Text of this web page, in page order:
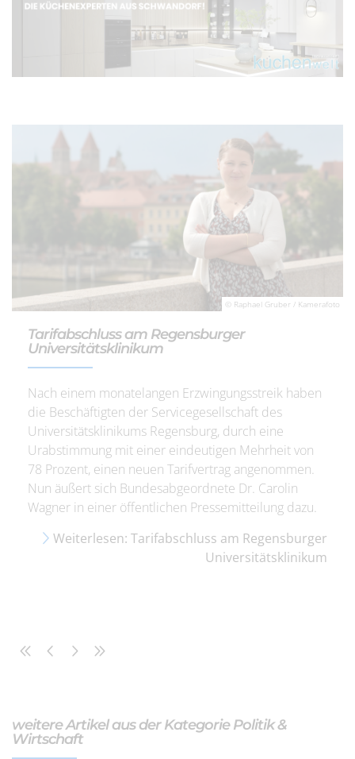
© Raphael Gruber / Kamerafoto
Tarifabschluss am Regensburger
Universitätsklinikum
Nach einem monatelangen Erzwingungsstreik haben
die Beschäftigten der Servicegesellschaft des
Universitätsklinikums Regensburg, durch eine
Urabstimmung mit einer eindeutigen Mehrheit von
78 Prozent, einen neuen Tarifvertrag angenommen.
Nun äußert sich Bundesabgeordnete Dr. Carolin
Wagner in einer öffentlichen Pressemitteilung dazu.
Weiterlesen: Tarifabschluss am Regensburger
Universitätsklinikum
weitere Artikel aus der Kategorie Politik &
Wirtschaft